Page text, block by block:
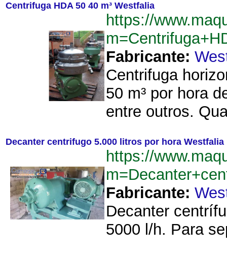
Centrifuga HDA 50 40 m³ Westfalia
https://
Fabricante:
Centrifuga
50 m³ por hora
entre outros.
Decanter centrifugo 5.000 litros por hora Westfalia
https://
Fabricante:
Decanter
5000 l/h. Para